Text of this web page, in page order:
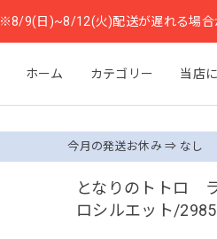
※8/9(日)~8/12(火)配送が遅れる場
ホーム カテゴリー 当店
今月の発送お休み ⇒ なし
となりのトトロ
ロシルエット/2985